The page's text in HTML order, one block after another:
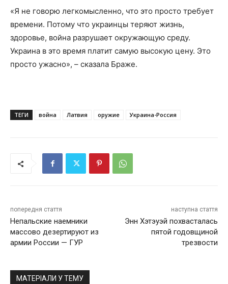
«Я не говорю легкомысленно, что это просто требует
времени. Потому что украинцы теряют жизнь,
здоровье, война разрушает окружающую среду.
Украина в это время платит самую высокую цену. Это
просто ужасно», – сказала Браже.
ТЕГИ война Латвия оружие Украина-Россия
попередня стаття
Непальские наемники
массово дезертируют из
армии России — ГУР
наступна стаття
Энн Хэтэуэй похвасталась
пятой годовщиной
трезвости
МАТЕРІАЛИ У ТЕМУ